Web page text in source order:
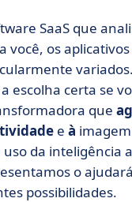
lo a escolher o
de atendimento ao
de usar a IA no
com o
inteligência artificial
sobre IA no
SaaS que
você, os
escolha certa se
que
e à
uso da inteligência
o
possibilidades.